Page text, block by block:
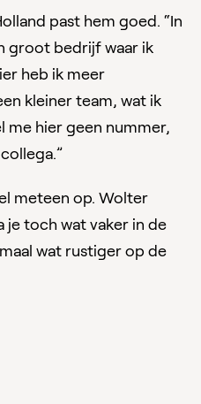
past hem goed. “In
groot bedrijf waar ik
heb ik meer
kleiner team, wat ik
me hier geen nummer,
meteen op. Wolter
je toch wat vaker in de
wat rustiger op de